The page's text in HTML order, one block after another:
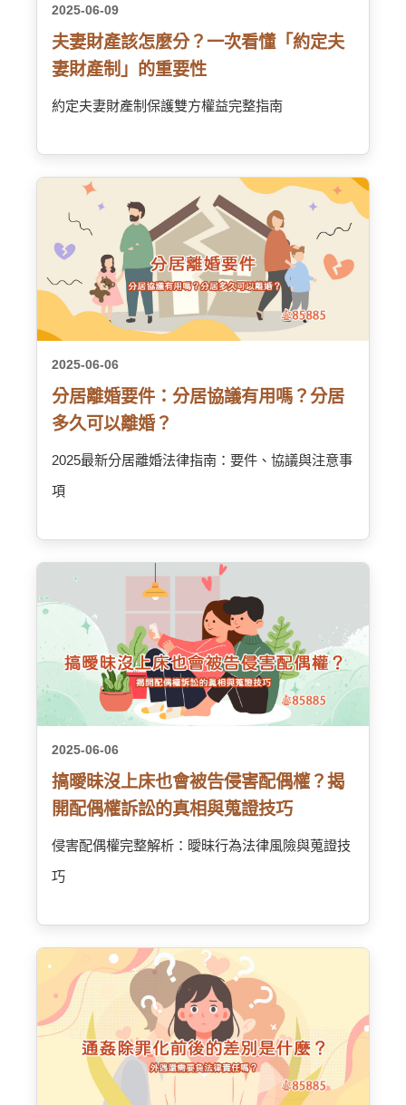
2025-06-09
夫妻財產該怎麼分？一次看懂「約定夫
妻財產制」的重要性
約定夫妻財產制保護雙方權益完整指南
2025-06-06
分居離婚要件：分居協議有用嗎？分居
多久可以離婚？
2025最新分居離婚法律指南：要件、協議與注意事
項
2025-06-06
搞曖昧沒上床也會被告侵害配偶權？揭
開配偶權訴訟的真相與蒐證技巧
侵害配偶權完整解析：曖昧行為法律風險與蒐證技
巧